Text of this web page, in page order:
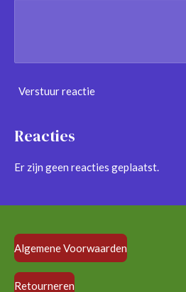
Verstuur reactie
Reacties
Er zijn geen reacties geplaatst.
Algemene Voorwaarden
Retourneren